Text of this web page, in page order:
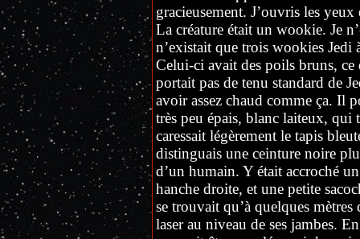
gracieusement. J’ouvris les
La créature était un wookie. Je
n’existait que trois wookies Jedi
Celui-ci avait des poils bruns,
portait pas de tenu standard de
avoir assez chaud comme ça. Il
très peu épais, blanc laiteux, qui
caressait légèrement le tapis
distinguais une ceinture noire
d’un humain. Y était accroché
hanche droite, et une petite
se trouvait qu’à quelques mètres
laser au niveau de ses jambes.